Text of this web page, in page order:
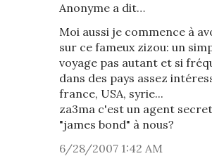
Anonyme a dit…
Moi aussi je commence à
sur ce fameux zizou: un
voyage pas autant et si
dans des pays assez
france, USA, syrie...
za3ma c'est un agent
"james bond" à nous?
6/28/2007 1:42 AM